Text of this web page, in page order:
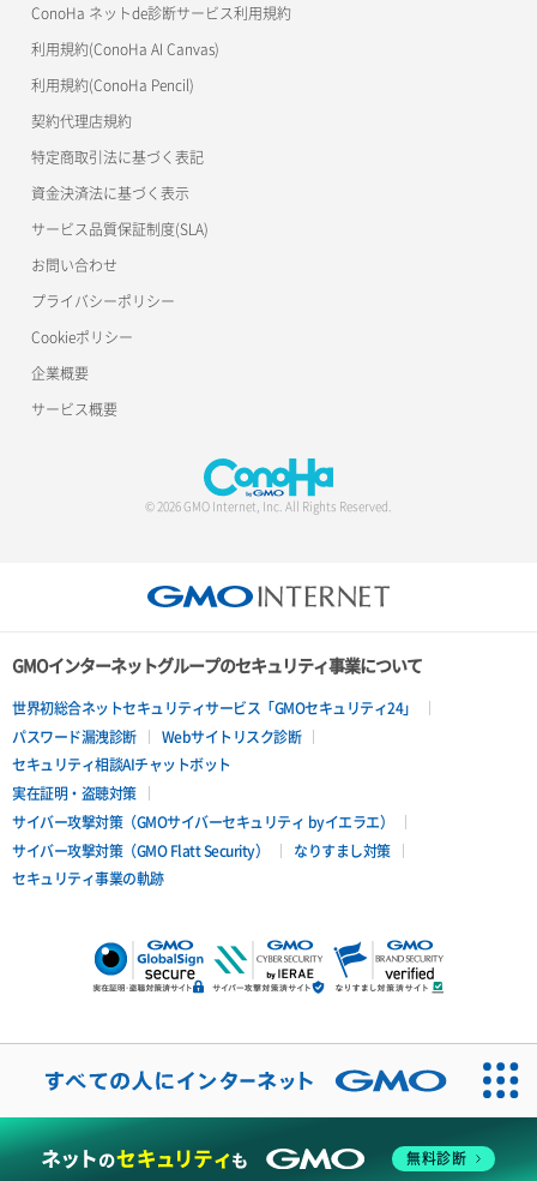
ネットワーク詳細取得
ポート一覧取得
ポート作成（ローカルネットワーク用）
ポート作成（追加IP用）
ポート削除
ポート詳細取得
リスナー削除
リスナー更新
リスナー詳細取得
ロードバランサー一覧取得
ロードバランサー削除
ロードバランサー更新
ロードバランサー詳細取得
ロードバランサー追加
一時的Web公開
s3cmd
公開API(ConoHa VPS Ver.2.0)
ConoHa ネットde診断サービス利用規約
利用規約(ConoHa AI Canvas)
利用規約(ConoHa Pencil)
契約代理店規約
特定商取引法に基づく表記
資金決済法に基づく表示
サービス品質保証制度(SLA)
お問い合わせ
プライバシーポリシー
Cookieポリシー
企業概要
サービス概要
© 2026 GMO Internet, Inc. All Rights Reserved.
GMOインターネットグループのセキュリティ事業について
世界初総合ネットセキュリティサービス「GMOセキュリティ24」
パスワード漏洩診断
Webサイトリスク診断
セキュリティ相談AIチャットボット
実在証明・盗聴対策
サイバー攻撃対策（GMOサイバーセキュリティ byイエラエ）
サイバー攻撃対策（GMO Flatt Security）
なりすまし対策
セキュリティ事業の軌跡
無料診断